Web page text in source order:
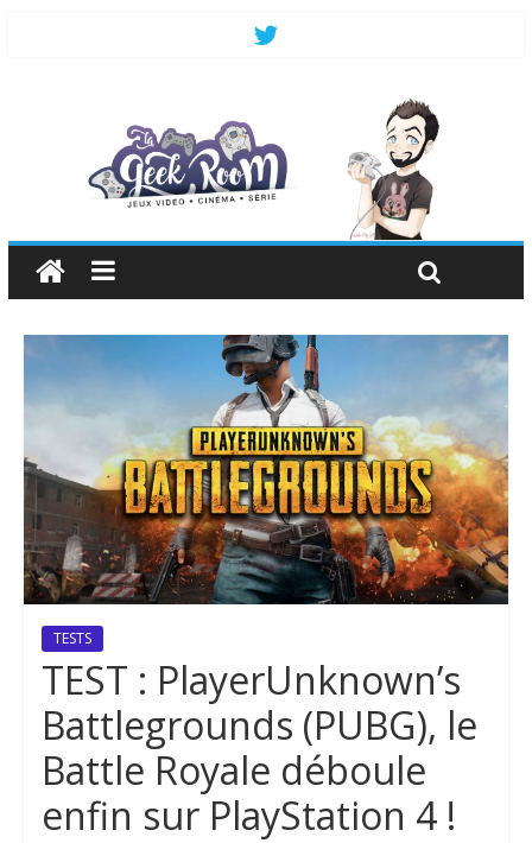
TESTS
TEST : PlayerUnknown’s
Battlegrounds (PUBG), le
Battle Royale déboule
enfin sur PlayStation 4 !